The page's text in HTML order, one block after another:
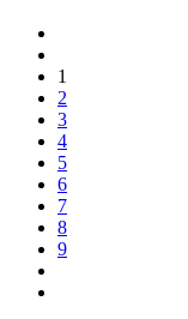
1
2
3
4
5
6
7
8
9